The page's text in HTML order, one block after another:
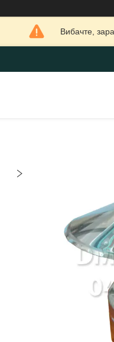
Вибачте,